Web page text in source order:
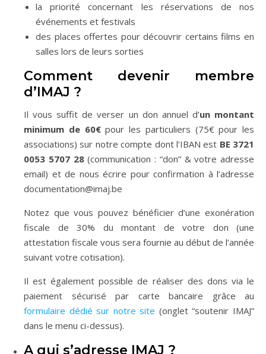
la priorité concernant les réservations de nos
événements et festivals
des places offertes pour découvrir certains films en
salles lors de leurs sorties
Comment devenir membre
d’IMAJ ?
Il vous suffit de verser un don annuel d’un montant
minimum de 60€pour les particuliers (75€ pour les
associations) sur notre compte dont l’IBAN est BE 3721
0053 5707 28(communication : “don” & votre adresse
email) et de nous écrire pour confirmation à l’adresse
documentation@imaj.be
Notez que vous pouvez bénéficier d’une exonération
fiscale de 30% du montant de votre don (une
attestation fiscale vous sera fournie au début de l’année
suivant votre cotisation).
Il est également possible de réaliser des dons via le
paiement sécurisé par carte bancaire grâce au
formulaire dédié sur notre site (onglet “soutenir IMAJ”
dans le menu ci-dessus).
A qui s’adresse IMAJ ?